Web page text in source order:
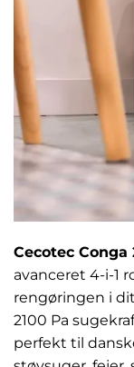
Cecotec
avanceret 4-i-1
rengøringen i
2100 Pa
perfekt til